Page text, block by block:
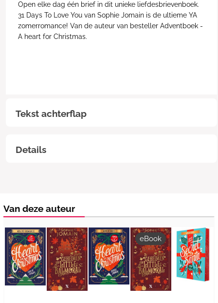
Open elke dag één brief in dit unieke liefdesbrievenboek.
31 Days To Love You van Sophie Jomain is de ultieme YA
zomerromance! Van de auteur van besteller Adventboek -
A heart for Christmas.
Tekst achterflap
Details
Van deze auteur
eBook